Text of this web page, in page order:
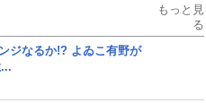
もっと見
る
ジなるか!? よゐこ有野が